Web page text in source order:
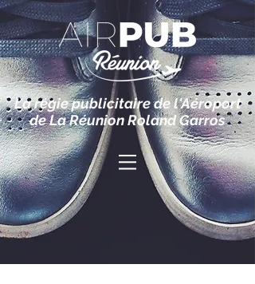
La régie publicitaire de l'Aéroport
de La Réunion Roland Garros